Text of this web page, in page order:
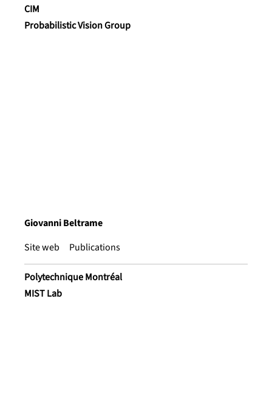
CIM
Probabilistic Vision Group
Giovanni Beltrame
Site web
Publications
Polytechnique Montréal
MIST Lab